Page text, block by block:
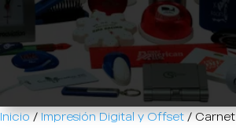
Inicio/Impresión Digital y Offset/ Carnet